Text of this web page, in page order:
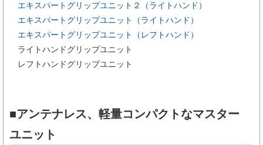
エキスパートグリップユニット２（ライトハンド）
エキスパートグリップユニット（ライトハンド）
エキスパートグリップユニット（レフトハンド）
ライトハンドグリップユニット
レフトハンドグリップユニット
■アンテナレス、軽量コンパクトなマスター
ユニット